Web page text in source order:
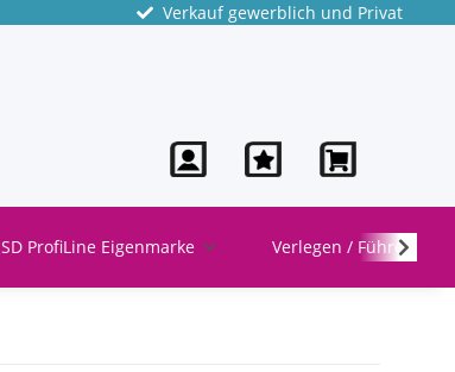
Verkauf gewerblich und Privat
SD ProfiLine Eigenmarke Verlegen / Führen